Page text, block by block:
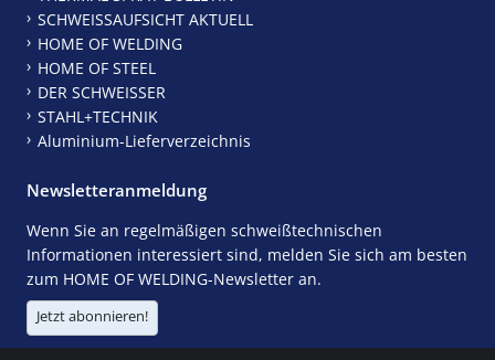
SCHWEISSAUFSICHT AKTUELL
HOME OF WELDING
HOME OF STEEL
DER SCHWEISSER
STAHL+TECHNIK
Aluminium-Lieferverzeichnis
Newsletteranmeldung
Wenn Sie an regelmäßigen schweißtechnischen
Informationen interessiert sind, melden Sie sich am besten
zum HOME OF WELDING-Newsletter an.
Jetzt abonnieren!